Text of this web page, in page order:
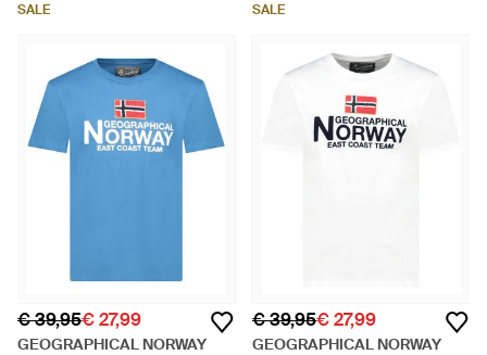
SALE SALE
€ 39,95€ 27,99
GEOGRAPHICAL NORWAY
€ 39,95€ 27,99
GEOGRAPHICAL NORWAY